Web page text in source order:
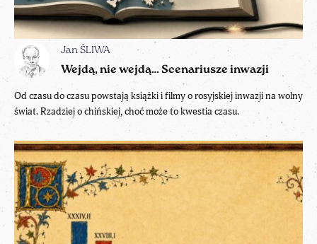
Jan ŚLIWA
Wejdą, nie wejdą… Scenariusze inwazji
Od czasu do czasu powstają książki i filmy o rosyjskiej inwazji na wolny
świat. Rzadziej o chińskiej, choć może to kwestia czasu.